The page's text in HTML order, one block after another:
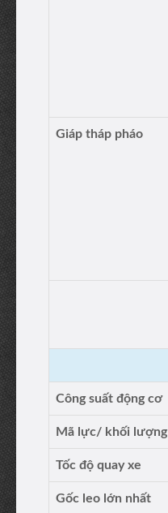
Giáp tháp pháo
Công suất động cơ
Mã lực/ khối lượng
Tốc độ quay xe
Gốc leo lớn nhất